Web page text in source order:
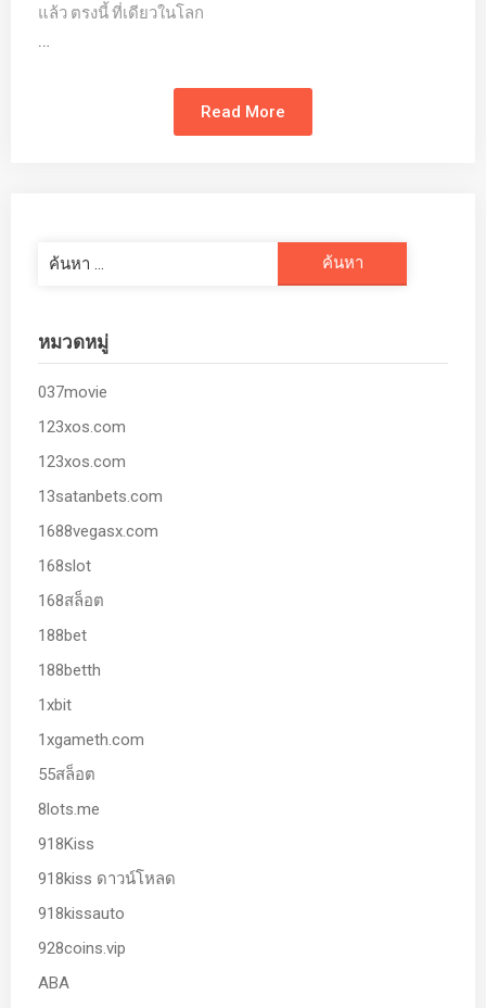
แล้ว ตรงนี้ ที่เดียวในโลก
Read More
ค้นหา
หมวดหมู่
037movie
123xos.com
123xos.com
13satanbets.com
1688vegasx.com
168slot
168สล็อต
188bet
188betth
1xbit
1xgameth.com
55สล็อต
8lots.me
918Kiss
918kiss ดาวน์โหลด
918kissauto
928coins.vip
ABA